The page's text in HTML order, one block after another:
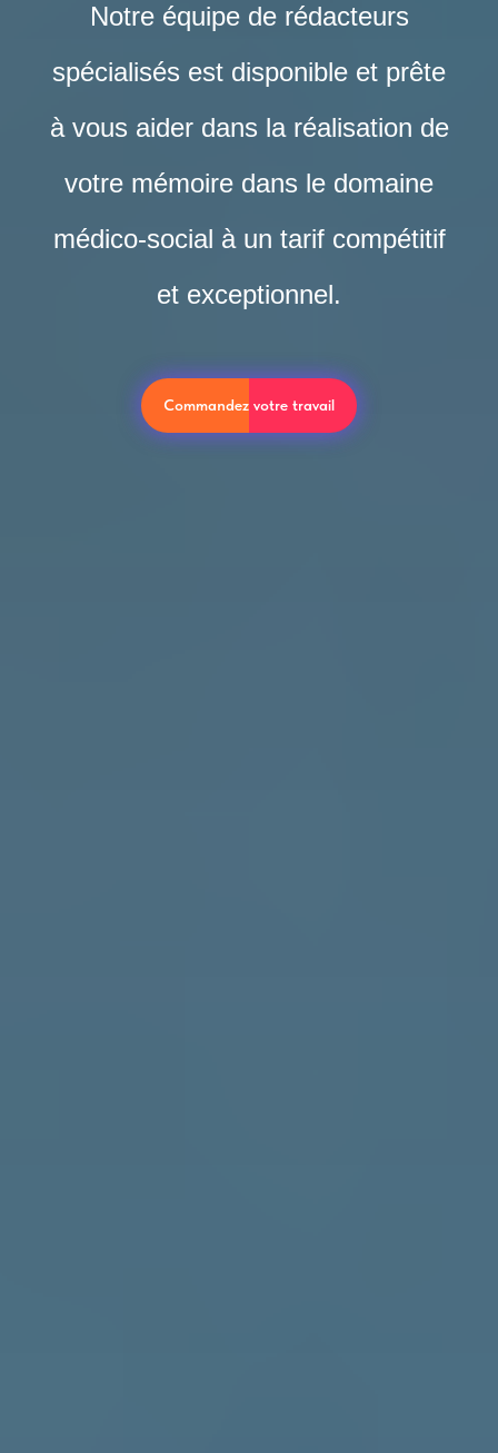
Notre équipe de rédacteurs
spécialisés est disponible et prête
à vous aider dans la réalisation de
votre mémoire dans le domaine
médico-social à un tarif compétitif
et exceptionnel.
Commandez votre travail